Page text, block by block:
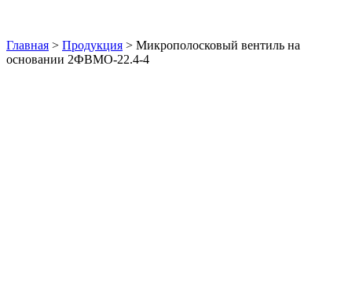
Главная > Продукция > Микрополосковый вентиль на
основании 2ФВМO-22.4-4